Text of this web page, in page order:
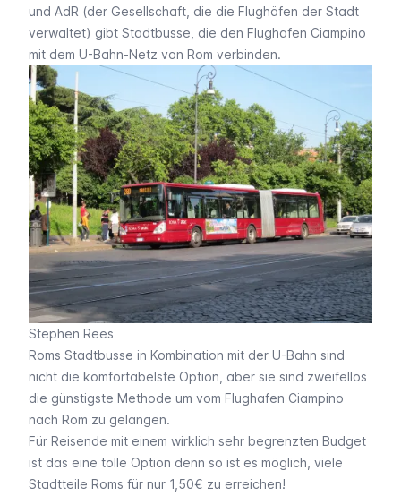
und AdR (der Gesellschaft, die die Flughäfen der Stadt
verwaltet) gibt Stadtbusse, die den Flughafen Ciampino
mit dem U-Bahn-Netz von Rom verbinden.
Stephen Rees
Roms Stadtbusse in Kombination mit der U-Bahn sind
nicht die komfortabelste Option, aber sie sind zweifellos
die günstigste Methode um vom Flughafen Ciampino
nach Rom zu gelangen.
Für Reisende mit einem wirklich sehr begrenzten Budget
ist das eine tolle Option denn so ist es möglich, viele
Stadtteile Roms für nur 1,50€ zu erreichen!